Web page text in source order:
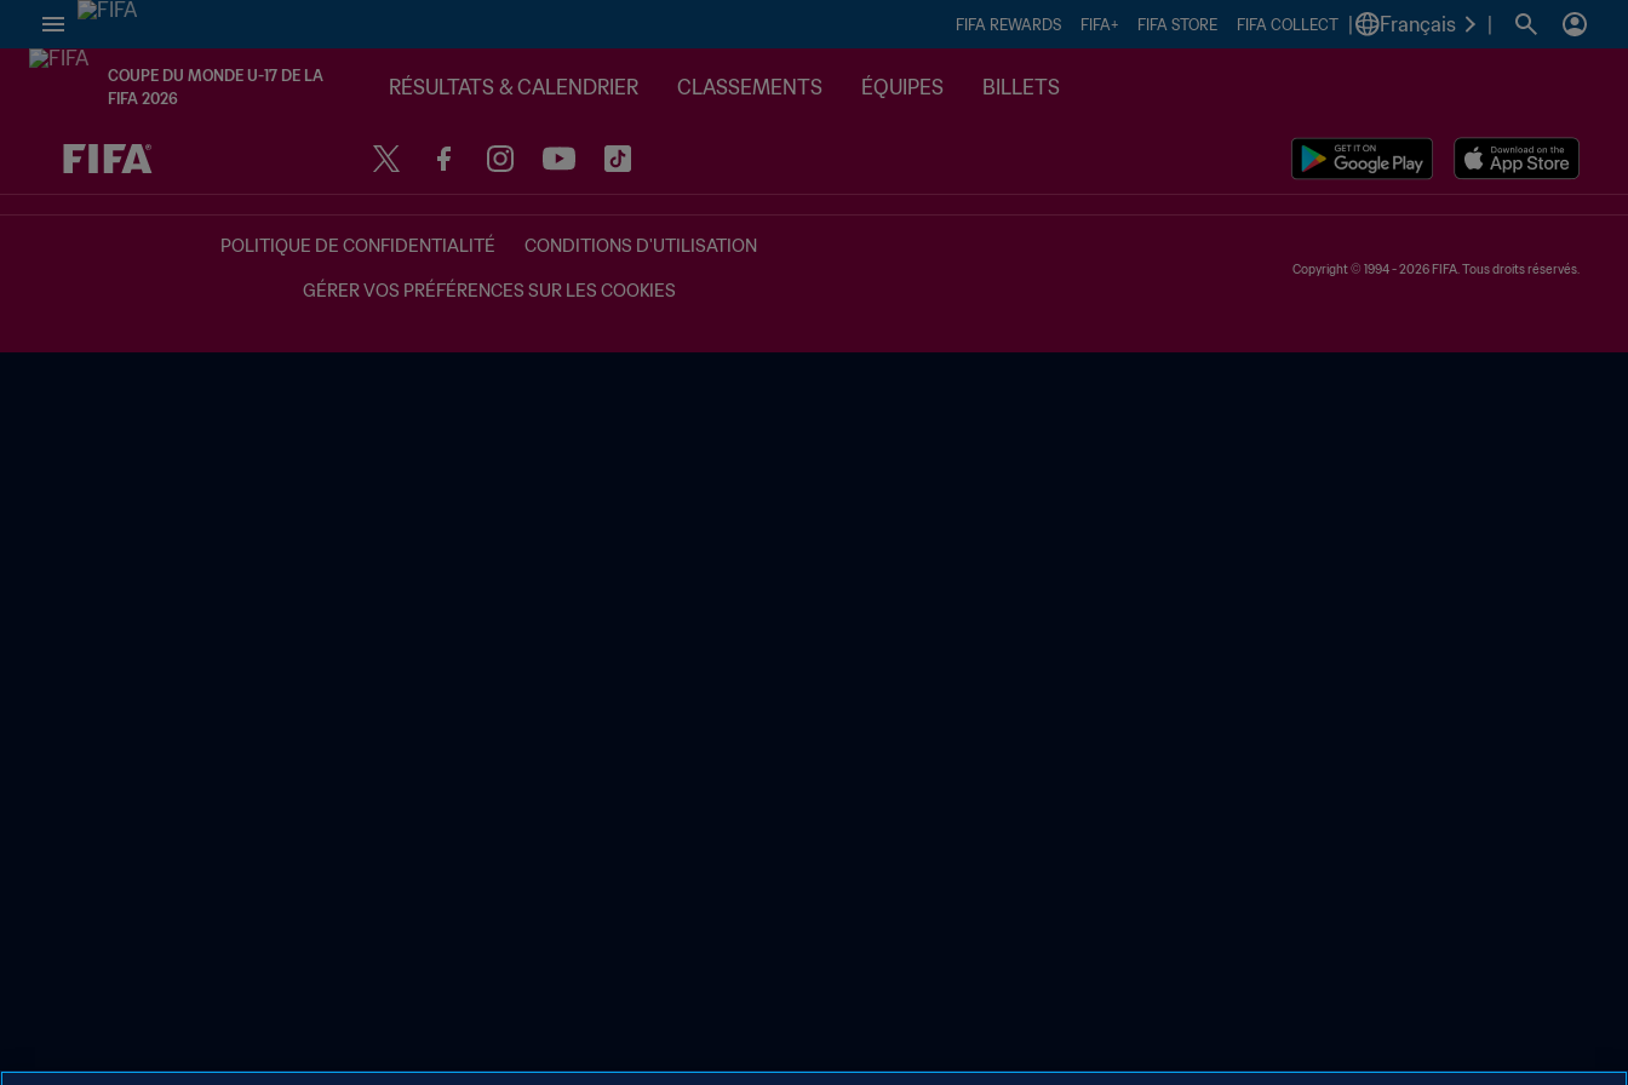
FIFA REWARDS FIFA+ FIFA STORE FIFA COLLECT Français
COUPE DU MONDE U-17 DE LA
FIFA 2026
RÉSULTATS & CALENDRIER CLASSEMENTS ÉQUIPES BILLETS
à dét. – à dét.
POLITIQUE DE CONFIDENTIALITÉ CONDITIONS D'UTILISATION
GÉRER VOS PRÉFÉRENCES SUR LES COOKIES
Copyright © 1994 - 2026 FIFA. Tous droits réservés.